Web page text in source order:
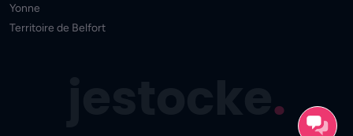
Yonne
Territoire de Belfort
.